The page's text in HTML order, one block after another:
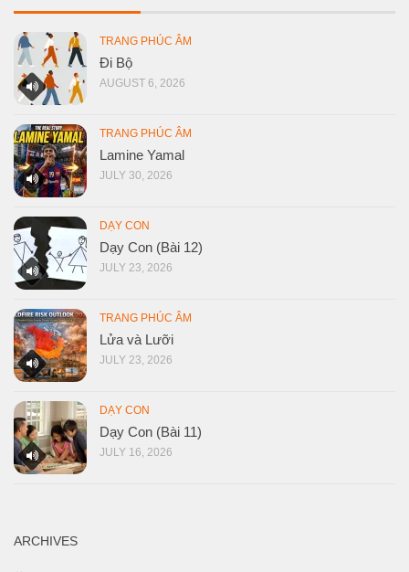
TRANG PHÚC ÂM
Đi Bộ
AUGUST 6, 2026
TRANG PHÚC ÂM
Lamine Yamal
JULY 30, 2026
DẠY CON
Dạy Con (Bài 12)
JULY 23, 2026
TRANG PHÚC ÂM
Lửa và Lưỡi
JULY 23, 2026
DẠY CON
Dạy Con (Bài 11)
JULY 16, 2026
ARCHIVES